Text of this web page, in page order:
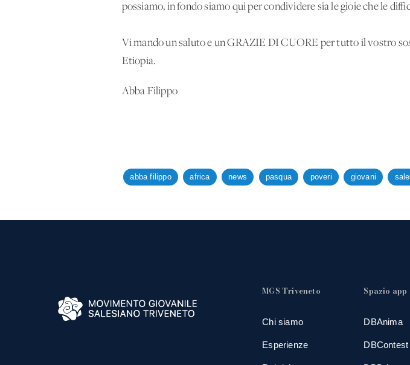
possiamo, in fondo siamo qui per condividere sia le gioie che le
Vi mando un saluto e un GRAZIE DI CUORE per tutto il vostro
Etiopia.
Abba Filippo
abba filippo africa news pasqua poveri giovani
MGS Triveneto
Chi siamo
Esperienze
Spazio app
DBAnima
DBContest